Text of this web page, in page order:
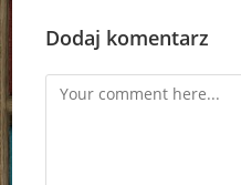
Dodaj komentarz
Comment